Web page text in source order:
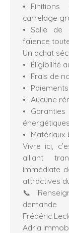
carrelage
Salle de
faïence
Un achat
Éligibilité
Frais de
Aucune
Vivre ici,
alliant
immédiate
attractives
📞
demande
Frédéric
Adria